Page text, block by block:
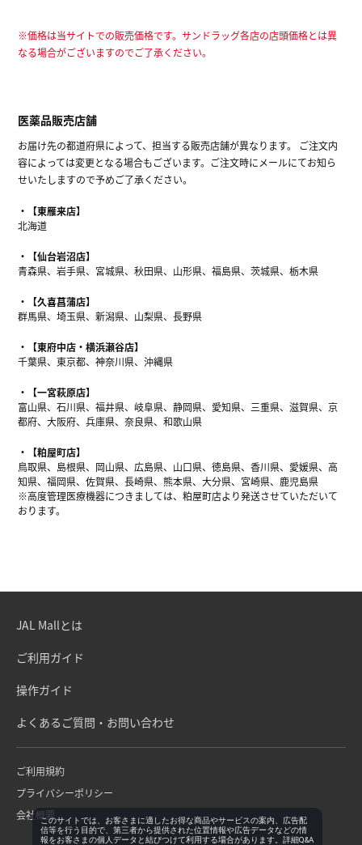
※価格は当サイトでの販売価格です。サンドラッグ各店の店頭価格とは異
なる場合がございますのでご了承ください。
医薬品販売店舗
お届け先の都道府県によって、担当する販売店舗が異なります。 ご注文内
容によっては変更となる場合もございます。ご注文時にメールにてお知ら
せいたしますので予めご了承ください。
【東雁来店】
北海道
【仙台岩沼店】
青森県、岩手県、宮城県、秋田県、山形県、福島県、茨城県、栃木県
【久喜菖蒲店】
群馬県、埼玉県、新潟県、山梨県、長野県
【東府中店・横浜瀬谷店】
千葉県、東京都、神奈川県、沖縄県
【一宮萩原店】
富山県、石川県、福井県、岐阜県、静岡県、愛知県、三重県、滋賀県、京
都府、大阪府、兵庫県、奈良県、和歌山県
【粕屋町店】
鳥取県、島根県、岡山県、広島県、山口県、徳島県、香川県、愛媛県、高
知県、福岡県、佐賀県、長崎県、熊本県、大分県、宮崎県、鹿児島県
※高度管理医療機器につきましては、粕屋町店より発送させていただいて
おります。
JAL Mallとは
ご利用ガイド
操作ガイド
よくあるご質問・お問い合わせ
ご利用規約
プライバシーポリシー
会社概要このサイトでは、お客さまに適したお得な商品やサービスの案内、広告配
信等を行う目的で、第三者から提供された位置情報や広告データなどの情
報をお客さまの個人データと結びつけて利用する場合があります。詳細Q&A